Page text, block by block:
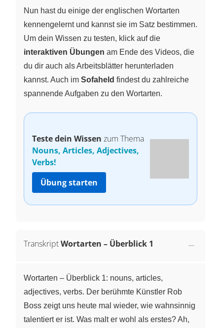
Nun hast du einige der englischen Wortarten
kennengelernt und kannst sie im Satz bestimmen.
Um dein Wissen zu testen, klick auf die
interaktiven Übungen am Ende des Videos, die
du dir auch als Arbeitsblätter herunterladen
kannst. Auch im Sofaheld findest du zahlreiche
spannende Aufgaben zu den Wortarten.
Teste dein Wissen zum Thema
Nouns, Articles, Adjectives,
Verbs!
Übung starten
TranskriptWortarten – Überblick 1
Wortarten – Überblick 1: nouns, articles,
adjectives, verbs. Der berühmte Künstler Rob
Boss zeigt uns heute mal wieder, wie wahnsinnig
talentiert er ist. Was malt er wohl als erstes? Ah,